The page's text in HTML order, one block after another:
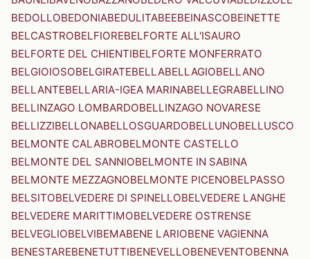
BEDOLLOBEDONIABEDULITABEEBEINASCOBEINETTE
BELCASTROBELFIOREBELFORTE ALL'ISAURO
BELFORTE DEL CHIENTIBELFORTE MONFERRATO
BELGIOIOSOBELGIRATEBELLABELLAGIOBELLANO
BELLANTEBELLARIA-IGEA MARINABELLEGRABELLINO
BELLINZAGO LOMBARDOBELLINZAGO NOVARESE
BELLIZZIBELLONABELLOSGUARDOBELLUNOBELLUSCO
BELMONTE CALABROBELMONTE CASTELLO
BELMONTE DEL SANNIOBELMONTE IN SABINA
BELMONTE MEZZAGNOBELMONTE PICENOBELPASSO
BELSITOBELVEDERE DI SPINELLOBELVEDERE LANGHE
BELVEDERE MARITTIMOBELVEDERE OSTRENSE
BELVEGLIOBELVIBEMABENE LARIOBENE VAGIENNA
BENESTAREBENETUTTIBENEVELLOBENEVENTOBENNA